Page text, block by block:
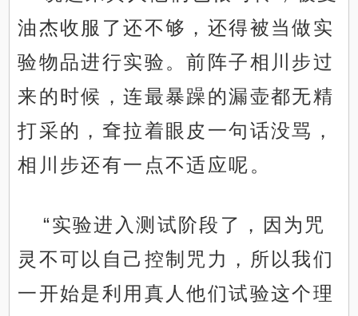
油杰收服了还不够，还得被当做实
验物品进行实验。前阵子相川步过
来的时候，连最暴躁的漏壶都无精
打采的，耷拉着眼皮一句话没骂，
相川步还有一点不适应呢。
“实验进入测试阶段了，因为咒
灵不可以自己控制咒力，所以我们
一开始是利用真人他们试验这个理